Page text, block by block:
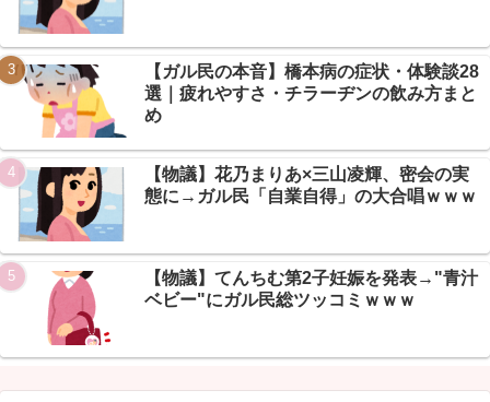
【画像】 福岡、こんなのが普通に走ってるｗｗｗｗｗｗｗｗｗｗ
ｗｗｗｗｗｗ NEW!
Powered by livedoor 相互RSS
【ガル民の本音】橋本病の症状・体験談28
選｜疲れやすさ・チラーヂンの飲み方まと
め
【物議】花乃まりあ×三山凌輝、密会の実
態に→ガル民「自業自得」の大合唱ｗｗｗ
【物議】てんちむ第2子妊娠を発表→"青汁
ベビー"にガル民総ツッコミｗｗｗ